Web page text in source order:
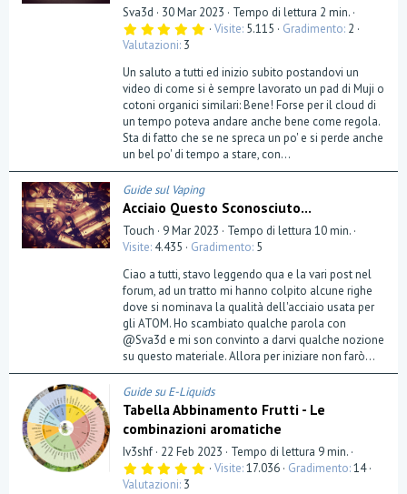
Sva3d 30 Mar 2023
Tempo di lettura 2 min.
5
s
e
l
l
a
(
e
)
Visite 5.115 Gradimento 2
Valutazioni 3
Un saluto a tutti ed inizio subito postandovi un
video di come si è sempre lavorato un pad di Muji o
cotoni organici similari: Bene! Forse per il cloud di
un tempo poteva andare anche bene come regola.
Sta di fatto che se ne spreca un po' e si perde anche
un bel po' di tempo a stare, con...
Guide sul Vaping
Acciaio Questo Sconosciuto...
Touch 9 Mar 2023
Tempo di lettura 10 min.
Visite 4.435 Gradimento 5
Ciao a tutti, stavo leggendo qua e la vari post nel
forum, ad un tratto mi hanno colpito alcune righe
dove si nominava la qualità dell'acciaio usata per
gli ATOM. Ho scambiato qualche parola con
@Sva3d e mi son convinto a darvi qualche nozione
su questo materiale. Allora per iniziare non farò...
Guide su E-Liquids
Tabella Abbinamento Frutti - Le
combinazioni aromatiche
Iv3shf 22 Feb 2023
Tempo di lettura 9 min.
5 Visite 17.036 Gradimento 14
Valutazioni 3